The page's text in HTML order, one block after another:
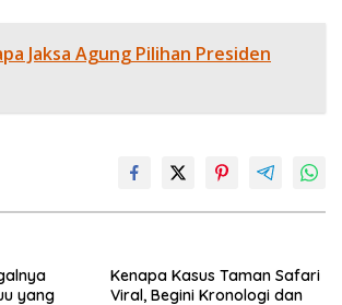
Jaksa Agung Pilihan Presiden
yang
Kenapa Kasus Taman Safari
Viral, Begini Kronologi dan